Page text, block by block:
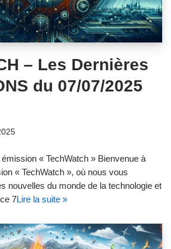
– Les Dernières
du 07/07/2025
« TechWatch » Bienvenue à
« TechWatch », où nous vous
nouvelles du monde de la technologie et
7Lire la suite »